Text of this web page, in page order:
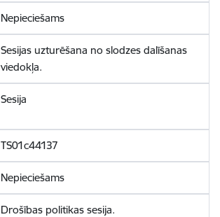
Nepieciešams
Sesijas uzturēšana no slodzes dalīšanas
viedokļa.
Sesija
TS01c44137
Nepieciešams
Drošības politikas sesija.